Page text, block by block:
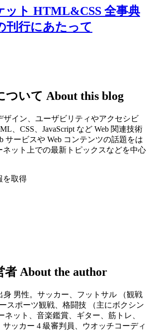
ット HTML&CSS 全事典
刊行にあたって
ついて About this blog
ザイン、ユーザビリティやアクセシビ
、CSS、JavaScript など Web 関連技術
サービスや Web コンテンツの話題をは
ネット上での最新トピックスなどを中心
を取得
者 About the author
身 男性。サッカー、フットサル （観戦
スポーツ観戦、格闘技 （主にボクシン
ネット、音楽鑑賞、ギター、筋トレ、
ッカー 4 級審判員、ウオッチコーディ